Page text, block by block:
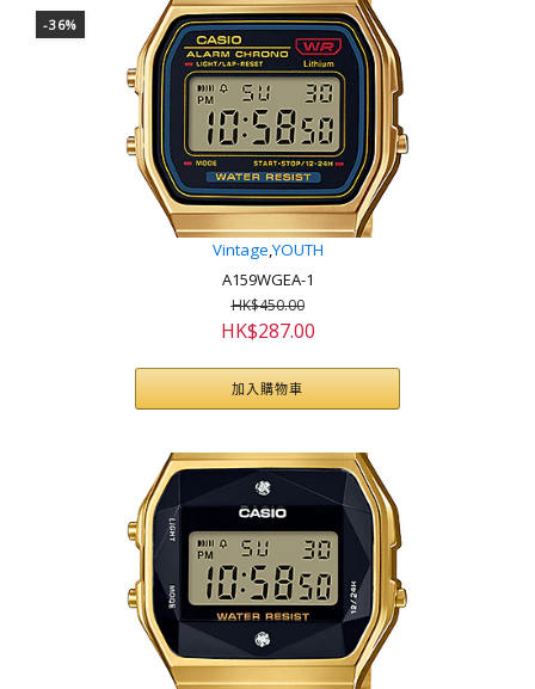
-36%
Vintage YOUTH
A159WGEA-1
HK$450.00
原
價
格：
HK$450.00。
HK$287.00目
價
格：
HK$287.00。
加入購物車